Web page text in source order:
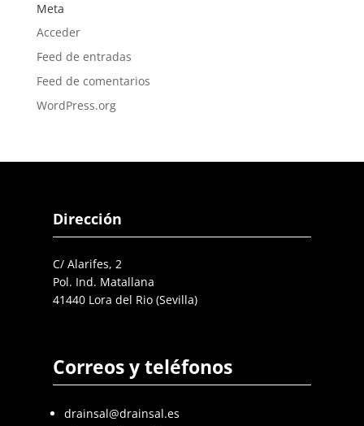
Meta
Acceder
Feed de entradas
Feed de comentarios
WordPress.org
Dirección
C/ Alarifes, 2
Pol. Ind. Matallana
41440 Lora del Rio (Sevilla)
Correos y teléfonos
drainsal@drainsal.es